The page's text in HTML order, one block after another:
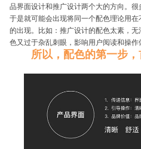
品界面设计和推广设计两个大的方向。很
于是就可能会出现将同一个配色理论用
的出现。比如：推广设计的配色太素，
色又过于杂乱刺眼，影响用户阅读和操作
所以，配色的第一步，